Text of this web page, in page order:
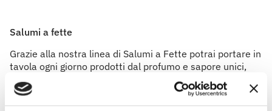
Salumi a fette
Grazie alla nostra linea di Salumi a Fette potrai portare in
tavola ogni giorno prodotti dal profumo e sapore unici,
come appena affettati! Ideali per la preparazione di tante
gustose ricette, come torte salate e timballi, o sfiziosi
panini e tramezzini ideali sia per una pausa veloce che